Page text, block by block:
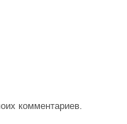
комментариев.